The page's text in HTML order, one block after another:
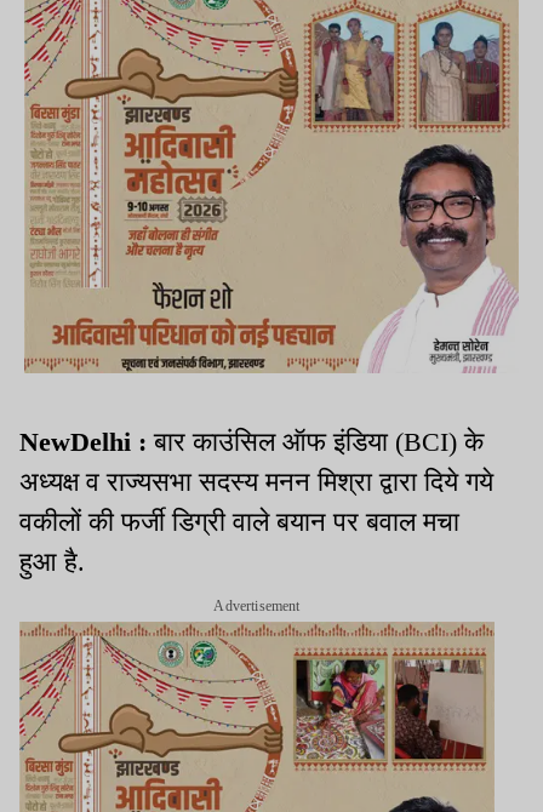
NewDelhi : बार काउंसिल ऑफ इंडिया (BCI) के
अध्यक्ष व राज्यसभा सदस्य मनन मिश्रा द्वारा दिये गये
वकीलों की फर्जी डिग्री वाले बयान पर बवाल मचा
हुआ है.
Advertisement